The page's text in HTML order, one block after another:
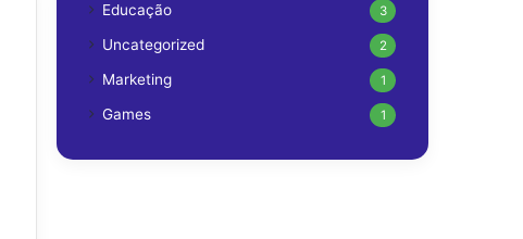
Educação 3
Uncategorized 2
Marketing 1
Games 1